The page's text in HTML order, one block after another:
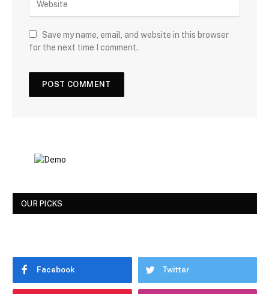
Save my name, email, and website in this browser
for the next time I comment.
OUR PICKS
Facebook Twitter